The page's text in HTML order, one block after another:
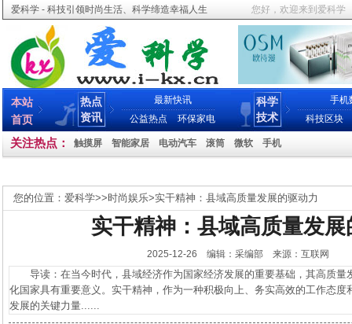
爱科学 - 科技引领时尚生活、科学缔造幸福人生 您好，欢迎来到爱科学
本站
首页
热点
资讯
最新快讯
公益热点
环保家电
科学
技术
手机
科技区块
关注热点： 触摸屏 智能家居 电动汽车 滚筒 微软 手机
您的位置： 爱科学>>时尚娱乐>实干精神：县域高质量发展的驱动力
实干精神：县域高质量发展
2025-12-26 编辑：采编部 来源：互联网
导读：在当今时代，县域经济作为国家经济发展的重要基础，其高质量
化国家具有重要意义。实干精神，作为一种积极向上、务实高效的工作态
发展的关键力量......